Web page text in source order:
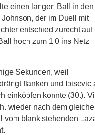
einen langen Ball in den
der im Duell mit
entschied zurecht auf
hoch zum 1:0 ins Netz
Sekunden, weil
flanken und Ibisevic
einköpfen konnte (30.).
wieder nach dem
vom blank stehenden